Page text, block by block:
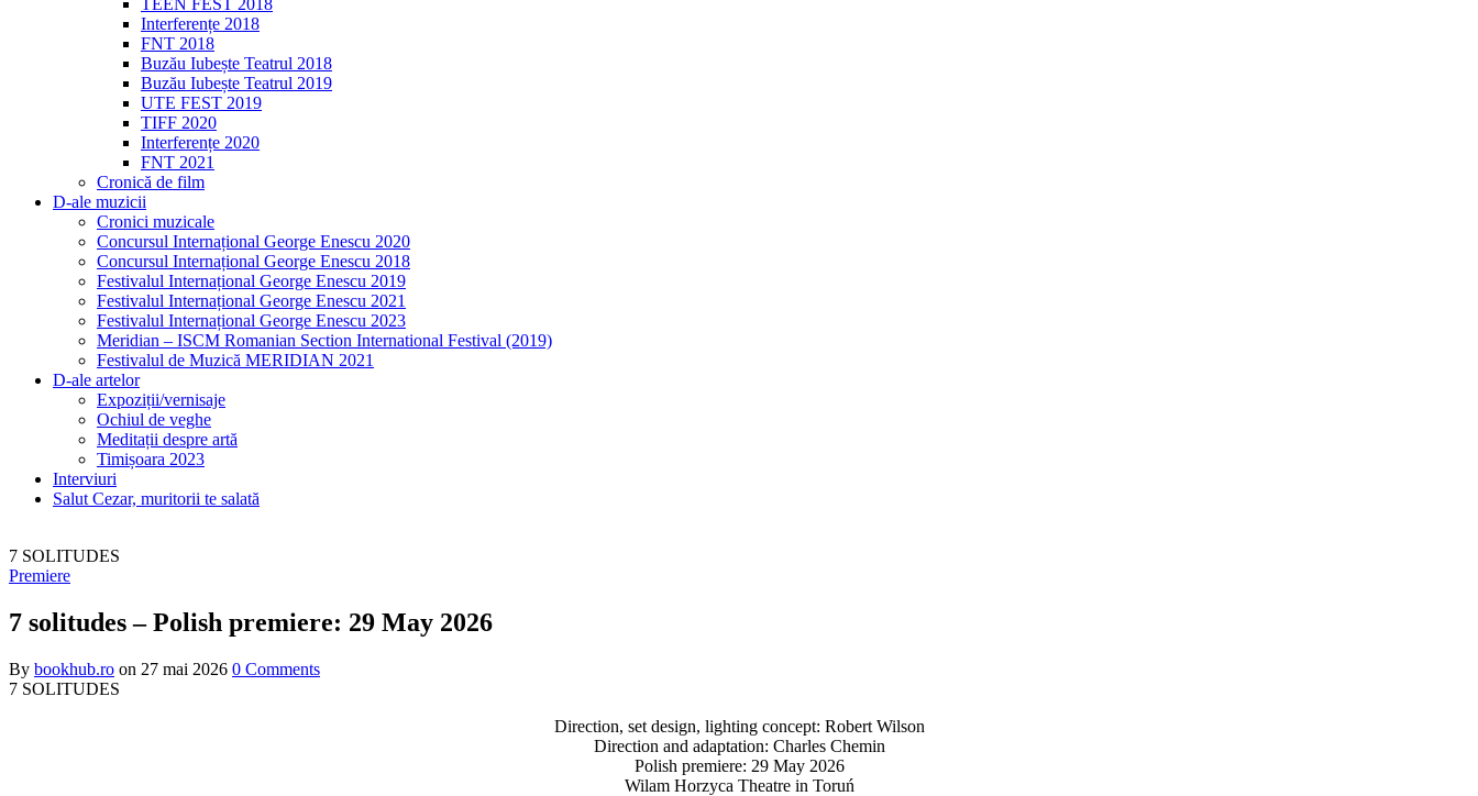
TEEN FEST 2018
Interferențe 2018
FNT 2018
Buzău Iubește Teatrul 2018
Buzău Iubește Teatrul 2019
UTE FEST 2019
TIFF 2020
Interferențe 2020
FNT 2021
Cronică de film
D-ale muzicii
Cronici muzicale
Concursul Internațional George Enescu 2020
Concursul Internațional George Enescu 2018
Festivalul Internațional George Enescu 2019
Festivalul Internațional George Enescu 2021
Festivalul Internațional George Enescu 2023
Meridian – ISCM Romanian Section International Festival (2019)
Festivalul de Muzică MERIDIAN 2021
D-ale artelor
Expoziții/vernisaje
Ochiul de veghe
Meditații despre artă
Timișoara 2023
Interviuri
Salut Cezar, muritorii te salată
7 SOLITUDES
Premiere
7 solitudes – Polish premiere: 29 May 2026
By bookhub.ro on 27 mai 2026 0 Comments
7 SOLITUDES
Direction, set design, lighting concept: Robert Wilson
Direction and adaptation: Charles Chemin
Polish premiere: 29 May 2026
Wilam Horzyca Theatre in Toruń